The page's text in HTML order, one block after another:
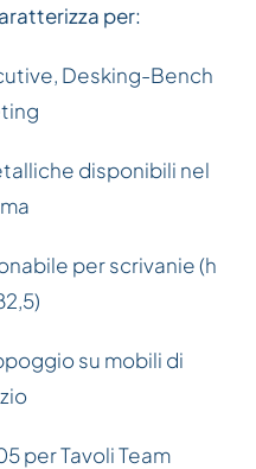
per:
Desking-Bench
disponibili nel
per scrivanie (h
su mobili di
per Tavoli Team